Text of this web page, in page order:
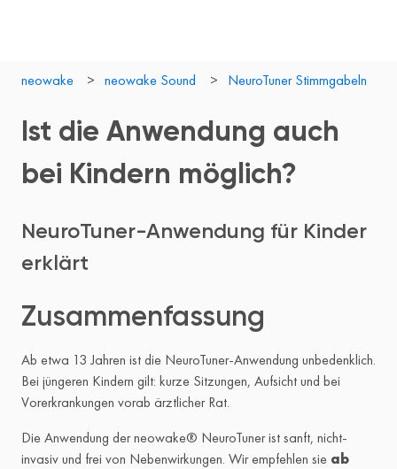
neowake neowake Sound NeuroTuner Stimmgabeln
Ist die Anwendung auch
bei Kindern möglich?
NeuroTuner-Anwendung für Kinder
erklärt
Zusammenfassung
Ab etwa 13 Jahren ist die NeuroTuner-Anwendung unbedenklich.
Bei jüngeren Kindern gilt: kurze Sitzungen, Aufsicht und bei
Vorerkrankungen vorab ärztlicher Rat.
Die Anwendung der neowake® NeuroTuner ist sanft, nicht-
invasiv und frei von Nebenwirkungen. Wir empfehlen sie ab